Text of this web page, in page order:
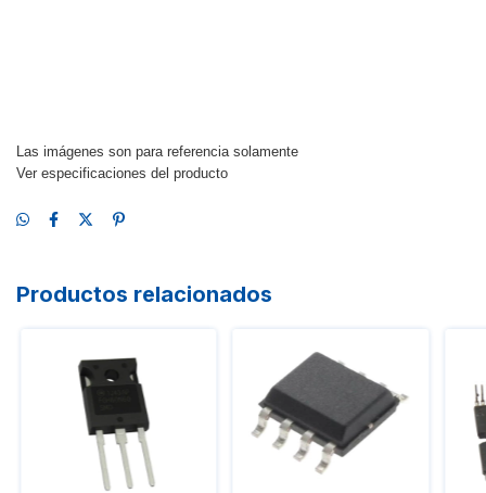
Las imágenes son para referencia solamente
Ver especificaciones del producto
Productos relacionados